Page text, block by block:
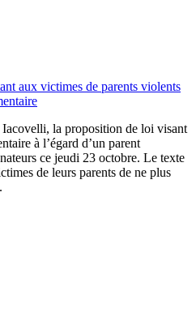
aux victimes de parents violents
la proposition de loi visant
à l’égard d’un parent
ce jeudi 23 octobre. Le texte
de leurs parents de ne plus